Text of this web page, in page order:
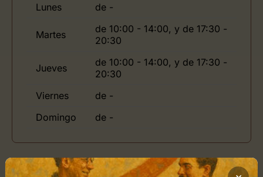
Lunes
de -
Martes
de 10:00 - 14:00, y de 17:30 -
20:30
Jueves
de 10:00 - 14:00, y de 17:30 -
20:30
Viernes
de -
Domingo
de -
Ubicación de Photomax